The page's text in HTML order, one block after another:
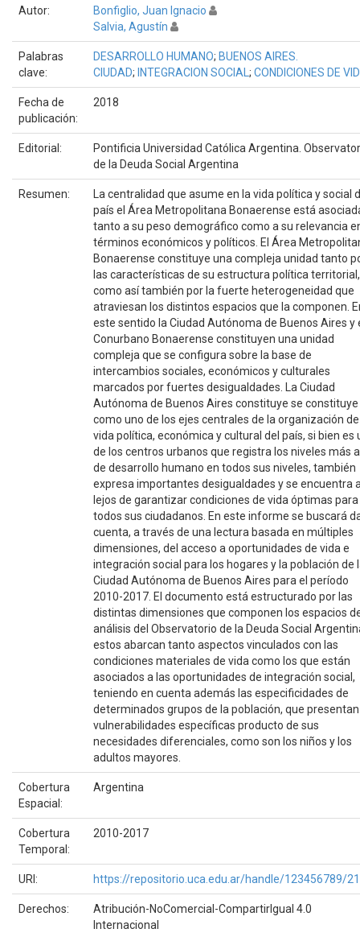
Autor:
Bonfiglio, Juan Ignacio
Salvia, Agustín
Palabras
clave:
DESARROLLO HUMANO; BUENOS AIRES.
CIUDAD; INTEGRACION SOCIAL ; CONDICIONES DE
Fecha de
publicación:
2018
Editorial:
Pontificia Universidad Católica Argentina.
de la Deuda Social Argentina
Resumen:
La centralidad que asume en la vida política y social
país el Área Metropolitana Bonaerense está
tanto a su peso demográfico como a su relevancia
términos económicos y políticos. El Área
Bonaerense constituye una compleja unidad tanto
las características de su estructura política territorial,
como así también por la fuerte heterogeneidad que
atraviesan los distintos espacios que la componen.
este sentido la Ciudad Autónoma de Buenos Aires y
Conurbano Bonaerense constituyen una unidad
compleja que se configura sobre la base de
intercambios sociales, económicos y culturales
marcados por fuertes desigualdades. La Ciudad
Autónoma de Buenos Aires constituye se constituye
como uno de los ejes centrales de la organización
vida política, económica y cultural del país, si bien es
de los centros urbanos que registra los niveles más
de desarrollo humano en todos sus niveles, también
expresa importantes desigualdades y se encuentra
lejos de garantizar condiciones de vida óptimas para
todos sus ciudadanos. En este informe se buscará
cuenta, a través de una lectura basada en múltiples
dimensiones, del acceso a oportunidades de vida e
integración social para los hogares y la población de
Ciudad Autónoma de Buenos Aires para el período
2010-2017. El documento está estructurado por las
distintas dimensiones que componen los espacios
análisis del Observatorio de la Deuda Social
estos abarcan tanto aspectos vinculados con las
condiciones materiales de vida como los que están
asociados a las oportunidades de integración social,
teniendo en cuenta además las especificidades de
determinados grupos de la población, que presentan
vulnerabilidades específicas producto de sus
necesidades diferenciales, como son los niños y los
adultos mayores.
Cobertura
Espacial:
Argentina
Cobertura
Temporal:
2010-2017
URI: https://repositorio.uca.edu.ar/handle/123456789/
Derechos:
Atribución-NoComercial-CompartirIgual 4.0
Internacional